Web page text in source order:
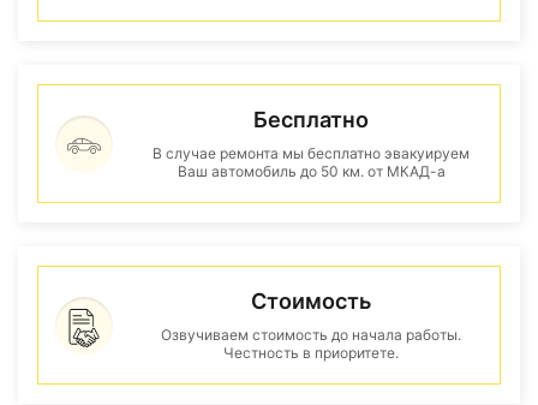
Бесплатно
В случае ремонта мы бесплатно эвакуируем
Ваш автомобиль до 50 км. от МКАД-а
Стоимость
Озвучиваем стоимость до начала работы.
Честность в приоритете.